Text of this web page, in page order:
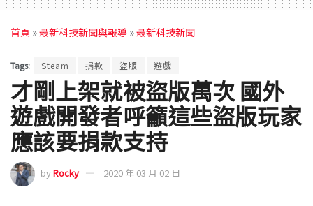
首頁 »最新科技新聞與報導 »最新科技新聞
Tags: Steam 捐款 盜版 遊戲
才剛上架就被盜版萬次 國外
遊戲開發者呼籲這些盜版玩家
應該要捐款支持
byRocky 2020 年 03 月 02 日